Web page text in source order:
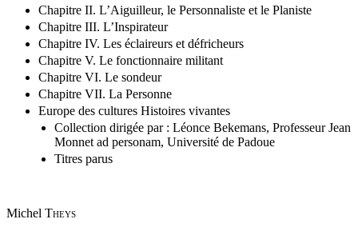
Chapitre II. L’Aiguilleur, le Personnaliste et le Planiste
Chapitre III. L’Inspirateur
Chapitre IV. Les éclaireurs et défricheurs
Chapitre V. Le fonctionnaire militant
Chapitre VI. Le sondeur
Chapitre VII. La Personne
Europe des cultures Histoires vivantes
Collection dirigée par : Léonce Bekemans, Professeur Jean
Monnet ad personam, Université de Padoue
Titres parus
Michel Theys